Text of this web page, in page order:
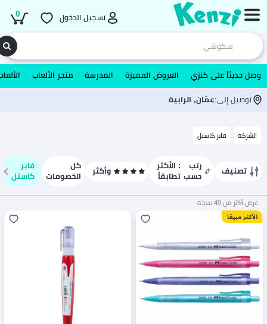
تسجيل الدخول 0
وصل حديثاً على كنزي العروض المميزة المدرسة متجر الألعاب
توصيل إلى:عمّان, الرابية
الشركة فابر كاستل
تصنيف
رتب
حسب
: الأكثر
تطابقاً
وأكثر
كل
الخصومات
فابر
كاستل
عرض أكثر من 49 نتيجة